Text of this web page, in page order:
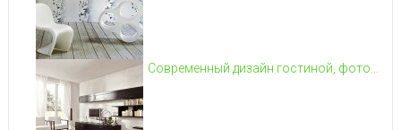
Современный дизайн гостиной, фото...